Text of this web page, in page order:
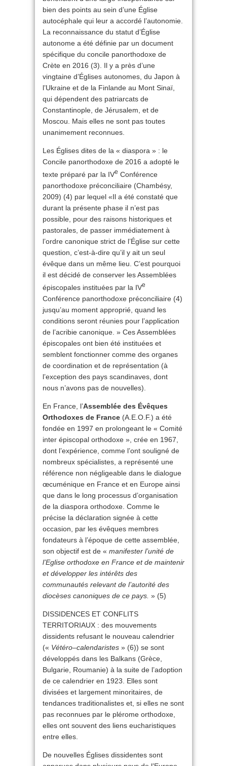
bien des points au sein d’une Église
autocéphale qui leur a accordé l’autonomie.
La reconnaissance du statut d’Église
autonome a été définie par un document
spécifique du concile panorthodoxe de
Crète en 2016 (3). Il y a près d’une
vingtaine d’Églises autonomes, du Japon à
l’Ukraine et de la Finlande au Mont Sinaï,
qui dépendent des patriarcats de
Constantinople, de Jérusalem, et de
Moscou. Mais elles ne sont pas toutes
unanimement reconnues.
Les Églises dites de la « diaspora » : le
Concile panorthodoxe de 2016 a adopté le
texte préparé par la IVe Conférence
panorthodoxe préconciliaire (Chambésy,
2009) (4) par lequel «Il a été constaté que
durant la présente phase il n’est pas
possible, pour des raisons historiques et
pastorales, de passer immédiatement à
l’ordre canonique strict de l’Église sur cette
question, c’est-à-dire qu’il y ait un seul
évêque dans un même lieu. C’est pourquoi
il est décidé de conserver les Assemblées
épiscopales instituées par la IVe
Conférence panorthodoxe préconciliaire (4)
jusqu’au moment approprié, quand les
conditions seront réunies pour l’application
de l’acribie canonique. » Ces Assemblées
épiscopales ont bien été instituées et
semblent fonctionner comme des organes
de coordination et de représentation (à
l’exception des pays scandinaves, dont
nous n’avons pas de nouvelles).
En France, l’Assemblée des Évêques
Orthodoxes de France (A.E.O.F.) a été
fondée en 1997 en prolongeant le « Comité
inter épiscopal orthodoxe », crée en 1967,
dont l’expérience, comme l’ont souligné de
nombreux spécialistes, a représenté une
référence non négligeable dans le dialogue
œcuménique en France et en Europe ainsi
que dans le long processus d’organisation
de la diaspora orthodoxe. Comme le
précise la déclaration signée à cette
occasion, par les évêques membres
fondateurs à l’époque de cette assemblée,
son objectif est de « manifester l’unité de
l’Eglise orthodoxe en France et de maintenir
et développer les intérêts des
communautés relevant de l’autorité des
diocèses canoniques de ce pays. » (5)
DISSIDENCES ET CONFLITS
TERRITORIAUX : des mouvements
dissidents refusant le nouveau calendrier
(« Vétéro–calendaristes » (6)) se sont
développés dans les Balkans (Grèce,
Bulgarie, Roumanie) à la suite de l’adoption
de ce calendrier en 1923. Elles sont
divisées et largement minoritaires, de
tendances traditionalistes et, si elles ne sont
pas reconnues par le plérome orthodoxe,
elles ont souvent des liens eucharistiques
entre elles.
De nouvelles Églises dissidentes sont